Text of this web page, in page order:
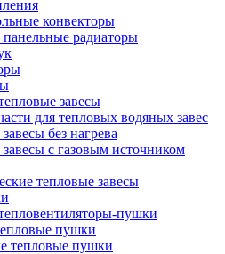
конвекторы
радиаторы
завесы
для тепловых водяных завес
без нагрева
с газовым источником
тепловые завесы
пушки
пушки
тепловые пушки